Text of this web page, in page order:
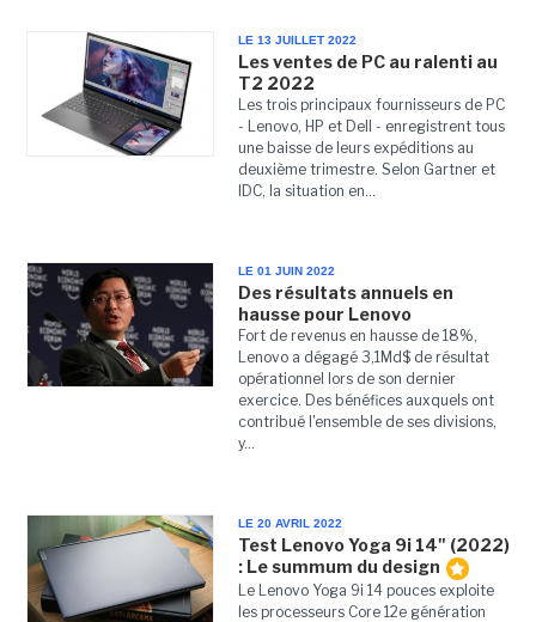
LE 13 JUILLET 2022
Les ventes de PC au ralenti au
T2 2022
Les trois principaux fournisseurs de PC
- Lenovo, HP et Dell - enregistrent tous
une baisse de leurs expéditions au
deuxième trimestre. Selon Gartner et
IDC, la situation en...
LE 01 JUIN 2022
Des résultats annuels en
hausse pour Lenovo
Fort de revenus en hausse de 18%,
Lenovo a dégagé 3,1Md$ de résultat
opérationnel lors de son dernier
exercice. Des bénéfices auxquels ont
contribué l'ensemble de ses divisions,
y...
LE 20 AVRIL 2022
Test Lenovo Yoga 9i 14" (2022)
: Le summum du design
Le Lenovo Yoga 9i 14 pouces exploite
les processeurs Core 12e génération